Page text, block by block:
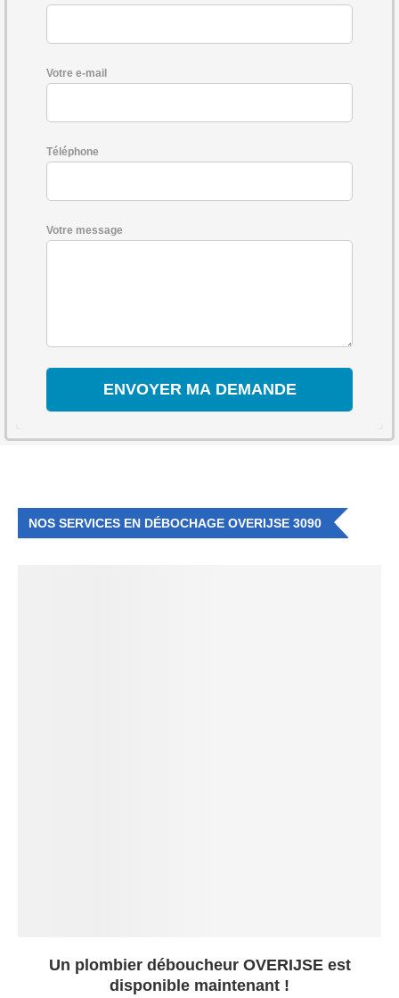
Votre e-mail
Téléphone
Votre message
NOS SERVICES EN DÉBOCHAGE OVERIJSE 3090
Un plombier déboucheur OVERIJSE est
disponible maintenant !